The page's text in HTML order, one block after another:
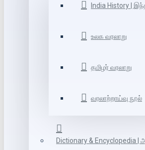
India History |
உலக வரலாறு
தமிழர் வரலாறு
வரலாற்றாய்வு நூல்
Dictionary & Encyclopedia |